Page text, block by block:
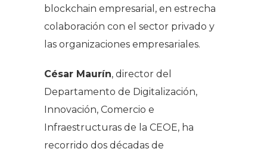
blockchain empresarial, en estrecha
colaboración con el sector privado y
las organizaciones empresariales.
César Maurín, director del
Departamento de Digitalización,
Innovación, Comercio e
Infraestructuras de la CEOE, ha
recorrido dos décadas de